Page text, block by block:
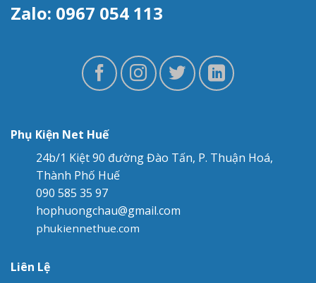
Zalo: 0967 054 113
Phụ Kiện Net Huế
24b/1 Kiệt 90 đường Đào Tấn, P. Thuận Hoá,
Thành Phố Huế
090 585 35 97
hophuongchau@gmail.com
phukiennethue.com
Liên Lệ